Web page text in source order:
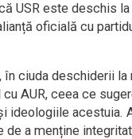
USR este deschis
oficială cu
ciuda deschiderii la
AUR, ceea ce
ideologiile acestuia.
a menține